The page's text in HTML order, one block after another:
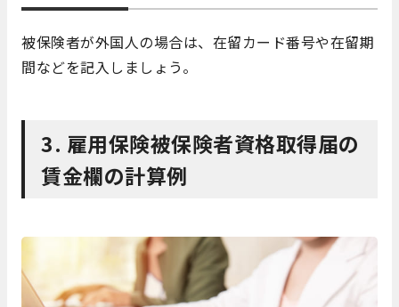
被保険者が外国人の場合は、在留カード番号や在留期
間などを記入しましょう。
3. 雇用保険被保険者資格取得届の
賃金欄の計算例